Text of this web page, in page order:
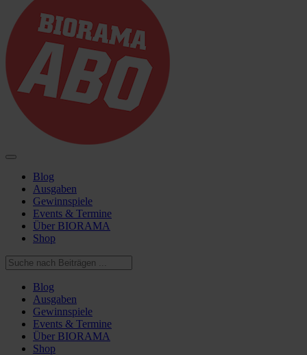
Blog
Ausgaben
Gewinnspiele
Events & Termine
Über BIORAMA
Shop
Blog
Ausgaben
Gewinnspiele
Events & Termine
Über BIORAMA
Shop